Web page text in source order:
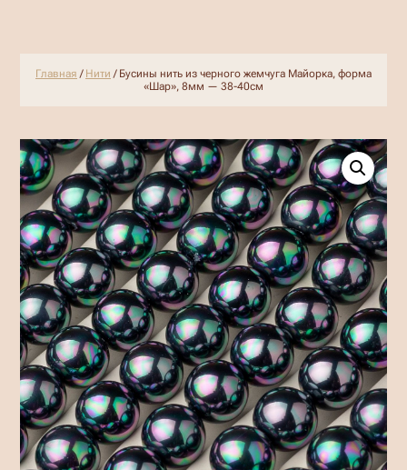
Главная / Нити / Бусины нить из черного жемчуга Майорка, форма
«Шар», 8мм — 38-40см